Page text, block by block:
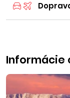
Informácie